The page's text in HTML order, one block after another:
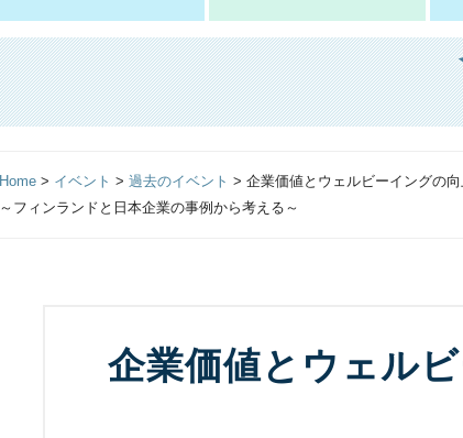
Home > イベント > 過去のイベント > 企業価値とウェルビーイングの
～フィンランドと日本企業の事例から考える～
企業価値とウェル